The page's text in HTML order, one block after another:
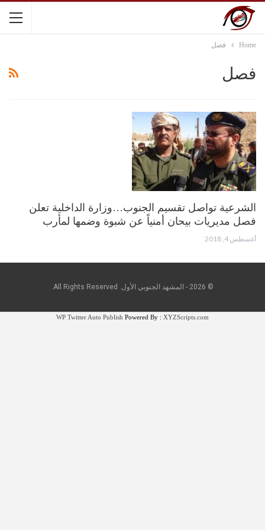
Home فصل
فصل
الشرعية تواصل تقسيم الجنوب…وزارة الداخلية تعلن
فصل مديريات بيحان أمنياً عن شبوة وضمها لمأرب
أغسطس 4, 2018
© 2026 - المشهد الجنوبي الأول. All Rights Reserved.
WP Twitter Auto Publish Powered By : XYZScripts.com